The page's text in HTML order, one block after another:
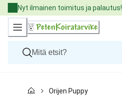
Skip
to
Content
Nyt ilmainen toimitus ja palautus!
Kissat
Orijen Puppy